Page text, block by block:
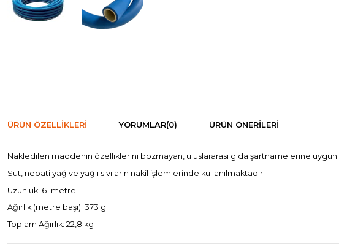
ÜRÜN ÖZELLIKLERI YORUMLAR(0) ÜRÜN ÖNERILERI
Nakledilen maddenin özelliklerini bozmayan, uluslararası gıda şartnamelerine
Süt, nebati yağ ve yağlı sıvıların nakil işlemlerinde kullanılmaktadır.
Uzunluk: 61 metre
Ağırlık (metre başı): 373 g
Toplam Ağırlık: 22,8 kg